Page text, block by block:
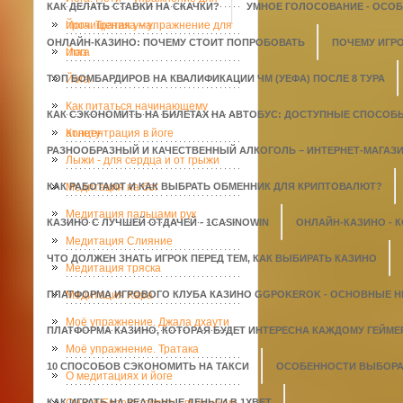
КАК ДЕЛАТЬ СТАВКИ НА СКАЧКИ? УМНОЕ ГОЛОСОВАНИЕ -
ОНЛАЙН-КАЗИНО: ПОЧЕМУ СТОИТ ПОПРОБОВАТЬ ПОЧЕМУ
ТОП БОМБАРДИРОВ НА КВАЛИФИКАЦИИ ЧМ (УЕФА) ПОСЛЕ 8 ТУРА
КАК СЭКОНОМИТЬ НА БИЛЕТАХ НА АВТОБУС: ДОСТУПНЫЕ
РАЗНООБРАЗНЫЙ И КАЧЕСТВЕННЫЙ АЛКОГОЛЬ – ИНТЕРНЕТ-
КАК РАБОТАЮТ И КАК ВЫБРАТЬ ОБМЕННИК ДЛЯ КРИПТОВАЛЮТ?
КАЗИНО С ЛУЧШЕЙ ОТДАЧЕЙ - 1СASINOWIN ОНЛАЙН-КАЗИНО -
ЧТО ДОЛЖЕН ЗНАТЬ ИГРОК ПЕРЕД ТЕМ, КАК ВЫБИРАТЬ КАЗИНО
ПЛАТФОРМА ИГРОВОГО КЛУБА КАЗИНО GGPOKEROK -
ПЛАТФОРМА КАЗИНО, КОТОРАЯ БУДЕТ ИНТЕРЕСНА КАЖДОМУ
10 СПОСОБОВ СЭКОНОМИТЬ НА ТАКСИ ОСОБЕННОСТИ
прочищения ума.
Йога. Тратака – упражнение для
глаз
Йога
Йога
Как питаться начинающему
атлету
Концентрация в йоге
Лыжи - для сердца и от грыжи
Медитация на бег
Медитация пальцами рук
Медитация Слияние
Медитация тряска
Медитация Хара
Моё упражнение. Джала дхаути
Моё упражнение. Тратака
О медитациях и йоге